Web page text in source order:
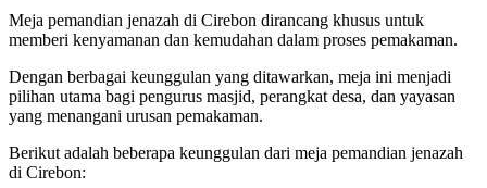
Meja pemandian jenazah di Cirebon dirancang khusus untuk
memberi kenyamanan dan kemudahan dalam proses pemakaman.
Dengan berbagai keunggulan yang ditawarkan, meja ini menjadi
pilihan utama bagi pengurus masjid, perangkat desa, dan yayasan
yang menangani urusan pemakaman.
Berikut adalah beberapa keunggulan dari meja pemandian jenazah
di Cirebon: